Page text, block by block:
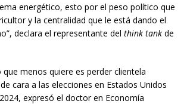
energético, esto por el peso político que
y la centralidad que le está dando el
declara el representante del think tank de
que menos quiere es perder clientela
cara a las elecciones en Estados Unidos
expresó el doctor en Economía